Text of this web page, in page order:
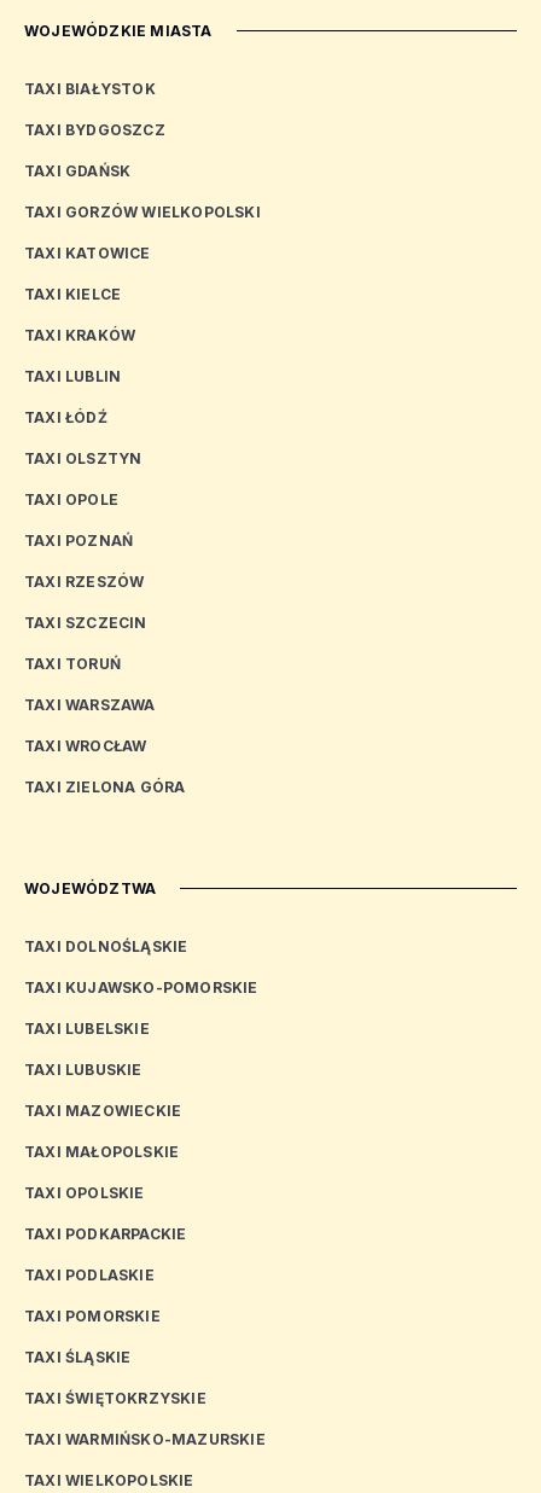
WOJEWÓDZKIE MIASTA
TAXI BIAŁYSTOK
TAXI BYDGOSZCZ
TAXI GDAŃSK
TAXI GORZÓW WIELKOPOLSKI
TAXI KATOWICE
TAXI KIELCE
TAXI KRAKÓW
TAXI LUBLIN
TAXI ŁÓDŹ
TAXI OLSZTYN
TAXI OPOLE
TAXI POZNAŃ
TAXI RZESZÓW
TAXI SZCZECIN
TAXI TORUŃ
TAXI WARSZAWA
TAXI WROCŁAW
TAXI ZIELONA GÓRA
WOJEWÓDZTWA
TAXI DOLNOŚLĄSKIE
TAXI KUJAWSKO-POMORSKIE
TAXI LUBELSKIE
TAXI LUBUSKIE
TAXI MAZOWIECKIE
TAXI MAŁOPOLSKIE
TAXI OPOLSKIE
TAXI PODKARPACKIE
TAXI PODLASKIE
TAXI POMORSKIE
TAXI ŚLĄSKIE
TAXI ŚWIĘTOKRZYSKIE
TAXI WARMIŃSKO-MAZURSKIE
TAXI WIELKOPOLSKIE